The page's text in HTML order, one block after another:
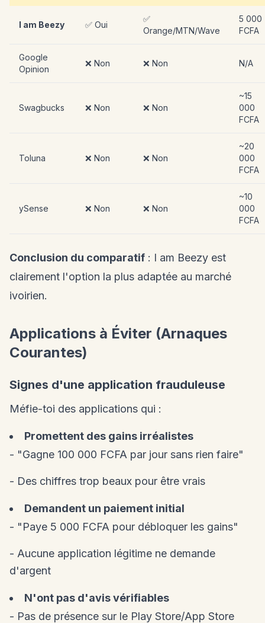
I am Beezy ✅ Oui
✅
Orange/MTN/Wave
5 000
FCFA
Google
Opinion
❌ Non ❌ Non N/A
Swagbucks ❌ Non ❌ Non
~15
000
FCFA
Toluna ❌ Non ❌ Non
~20
000
FCFA
ySense ❌ Non ❌ Non
~10
000
FCFA
Conclusion du comparatif : I am Beezy est
clairement l'option la plus adaptée au marché
ivoirien.
Applications à Éviter (Arnaques
Courantes)
Signes d'une application frauduleuse
Méfie-toi des applications qui :
Promettent des gains irréalistes
- "Gagne 100 000 FCFA par jour sans rien faire"
- Des chiffres trop beaux pour être vrais
Demandent un paiement initial
- "Paye 5 000 FCFA pour débloquer les gains"
- Aucune application légitime ne demande
d'argent
N'ont pas d'avis vérifiables
- Pas de présence sur le Play Store/App Store